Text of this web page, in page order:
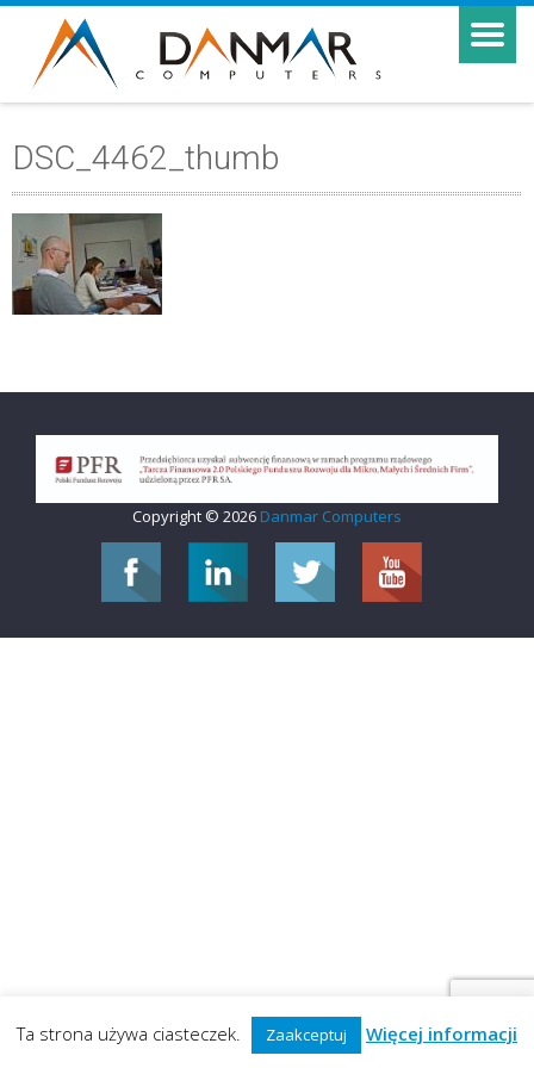
DSC_4462_thumb
Copyright © 2026 Danmar Computers
Ta strona używa ciasteczek. Zaakceptuj Więcej informacji